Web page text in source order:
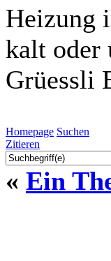
Heizung
kalt oder
Grüessli
Homepage Suchen
Zitieren
« Ein